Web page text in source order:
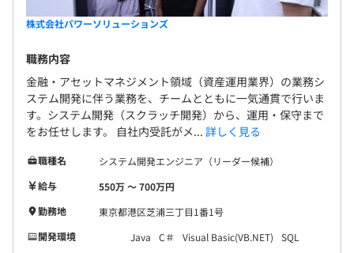
株式会社パワーソリューションズ
職務内容
金融・アセットマネジメント領域（資産運用業界）の業務シ
ステム開発に伴う業務を、チームとともに一気通貫で行いま
す。システム開発（スクラッチ開発）から、運用・保守まで
をお任せします。 自社内受託がメ... 詳しく見る
職種名
システム開発エンジニア（リーダー候補）
給与
550万 〜 700万円
勤務地
東京都港区芝浦三丁目1番1号
開発環境
Java C＃ Visual Basic(VB.NET)
SQL